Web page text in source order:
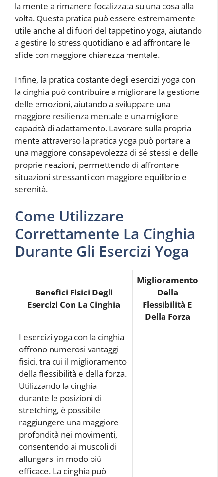
la mente a rimanere focalizzata su una cosa alla
volta. Questa pratica può essere estremamente
utile anche al di fuori del tappetino yoga, aiutando
a gestire lo stress quotidiano e ad affrontare le
sfide con maggiore chiarezza mentale.
Infine, la pratica costante degli esercizi yoga con
la cinghia può contribuire a migliorare la gestione
delle emozioni, aiutando a sviluppare una
maggiore resilienza mentale e una migliore
capacità di adattamento. Lavorare sulla propria
mente attraverso la pratica yoga può portare a
una maggiore consapevolezza di sé stessi e delle
proprie reazioni, permettendo di affrontare
situazioni stressanti con maggiore equilibrio e
serenità.
Come Utilizzare
Correttamente La Cinghia
Durante Gli Esercizi Yoga
Benefici Fisici Degli
Esercizi Con La Cinghia
Miglioramento
Della
Flessibilità E
Della Forza
I esercizi yoga con la cinghia
offrono numerosi vantaggi
fisici, tra cui il miglioramento
della flessibilità e della forza.
Utilizzando la cinghia
durante le posizioni di
stretching, è possibile
raggiungere una maggiore
profondità nei movimenti,
consentendo ai muscoli di
allungarsi in modo più
efficace. La cinghia può